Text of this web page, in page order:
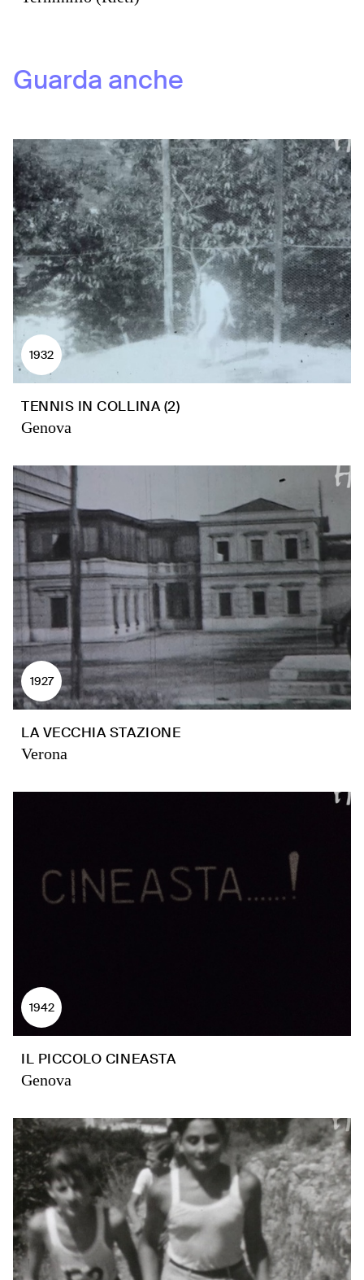
Guarda anche
1932
TENNIS IN COLLINA (2)
Genova
1927
LA VECCHIA STAZIONE
Verona
1942
IL PICCOLO CINEASTA
Genova